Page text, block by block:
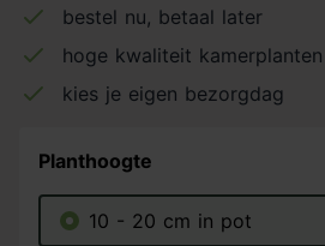
bestel nu, betaal later
hoge kwaliteit kamerplanten
kies je eigen bezorgdag
Planthoogte
10 - 20 cm in pot